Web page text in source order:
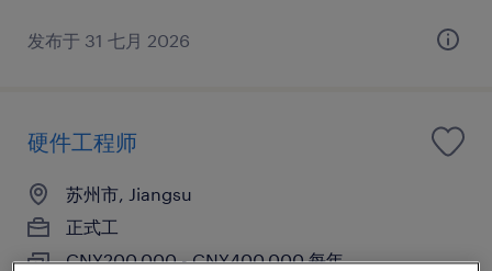
发布于 31 七月 2026
硬件工程师
苏州市, Jiangsu
正式工
CNY200,000 - CNY400,000 每年